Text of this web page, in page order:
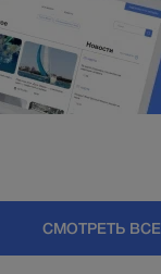
СМОТРЕТЬ ВСЕ